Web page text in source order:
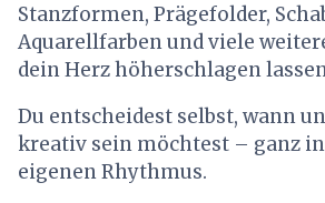
Stanzformen, Prägefolder,
Aquarellfarben und viele
dein Herz höherschlagen
Du entscheidest selbst, wann
kreativ sein möchtest – ganz
eigenen Rhythmus.